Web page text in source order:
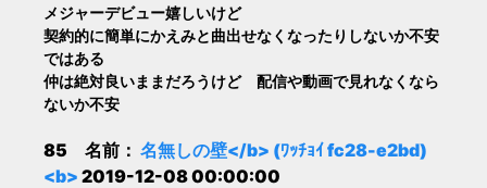
メジャーデビュー嬉しいけど
契約的に簡単にかえみと曲出せなくなったりしないか不安
ではある
仲は絶対良いままだろうけど 配信や動画で見れなくなら
ないか不安
85 名前： 名無しの壁</b> (ﾜｯﾁｮｲ fc28-e2bd)
<b> 2019-12-08 00:00:00